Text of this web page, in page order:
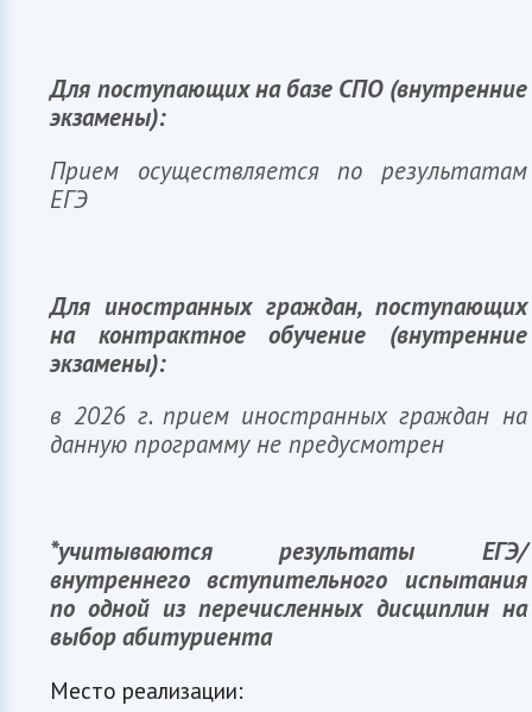
Для поступающих на базе СПО (внутренние
экзамены):
Прием осуществляется по результатам
ЕГЭ
Для иностранных граждан, поступающих
на контрактное обучение (внутренние
экзамены):
в 2026 г. прием иностранных граждан на
данную программу не предусмотрен
*учитываются результаты ЕГЭ/
внутреннего вступительного испытания
по одной из перечисленных дисциплин на
выбор абитуриента
Место реализации:
София
ИИ-ассистент приемной комиссии ИФМК КФУ